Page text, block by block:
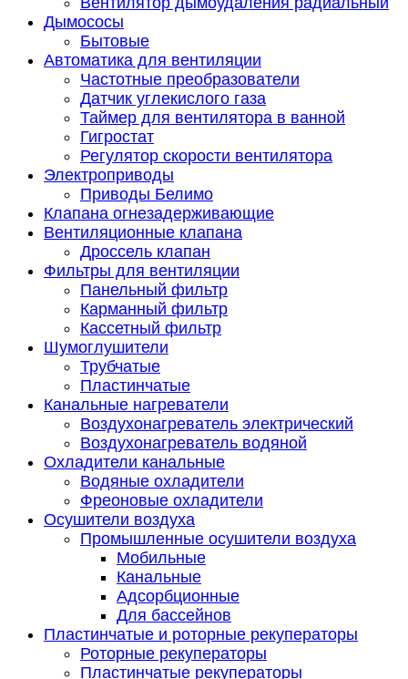
Дымососы
Бытовые
Автоматика для вентиляции
Частотные преобразователи
Датчик углекислого газа
Таймер для вентилятора в ванной
Гигростат
Регулятор скорости вентилятора
Электроприводы
Приводы Белимо
Клапана огнезадерживающие
Вентиляционные клапана
Дроссель клапан
Фильтры для вентиляции
Панельный фильтр
Карманный фильтр
Кассетный фильтр
Шумоглушители
Трубчатые
Пластинчатые
Канальные нагреватели
Воздухонагреватель электрический
Воздухонагреватель водяной
Охладители канальные
Водяные охладители
Фреоновые охладители
Осушители воздуха
Промышленные осушители воздуха
Мобильные
Канальные
Адсорбционные
Для бассейнов
Пластинчатые и роторные рекуператоры
Роторные рекуператоры
Пластинчатые рекуператоры